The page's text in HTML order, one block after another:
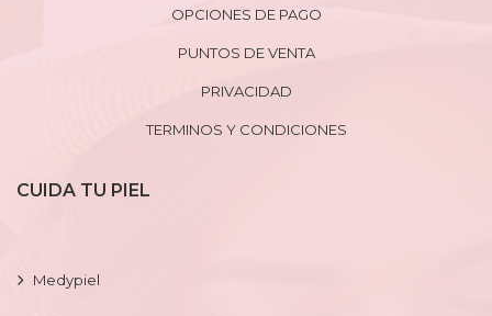
OPCIONES DE PAGO
PUNTOS DE VENTA
PRIVACIDAD
TERMINOS Y CONDICIONES
CUIDA TU PIEL
Medypiel